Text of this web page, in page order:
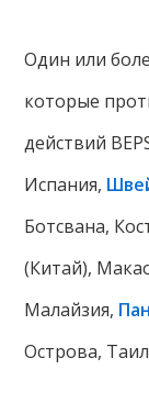
Один или
которые
действий
Испания,
Ботсвана,
(Китай),
Малайзия,
Острова,